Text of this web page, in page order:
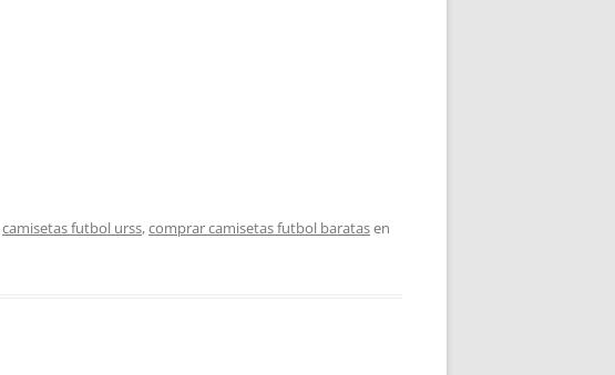
camisetas futbol urss,comprar camisetas futbol baratasen